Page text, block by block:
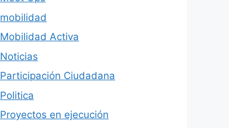
mobilidad
Mobilidad Activa
Noticias
Participación Ciudadana
Politica
Proyectos en ejecución